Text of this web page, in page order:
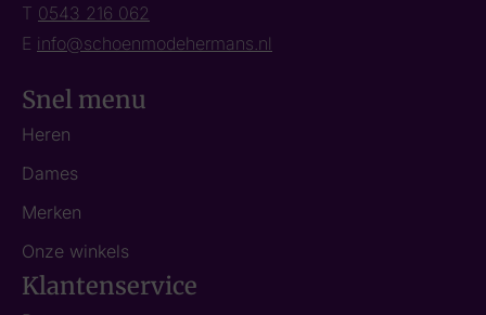
T 0543 216 062
E info@schoenmodehermans.nl
Snel menu
Heren
Dames
Merken
Onze winkels
Klantenservice